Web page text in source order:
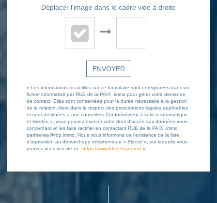
Déplacer l'image dans le cadre vide à droite
ENVOYER
« Les informations recueillies sur ce formulaire sont enregistrées dans un
fichier informatisé par RUE de la PAIX .immo pour gérer votre demande
de contact. Elles sont conservées pour la durée nécessaire à la gestion
de la relation client dans le respect des prescriptions légales applicables
et sont destinées à nos conseillers Conformément à la loi « informatique
et libertés », vous pouvez exercer votre droit d'accès aux données vous
concernant et les faire rectifier en contactant RUE de la PAIX .immo
parthenay@rdp.immo. Nous vous informons de l'existence de la liste
d'opposition au démarchage téléphonique « Bloctel », sur laquelle vous
pouvez vous inscrire ici : https://www.bloctel.gouv.fr/ »